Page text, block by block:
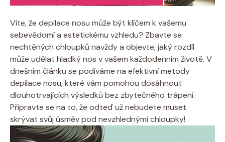
Víte, že depilace nosu může být klíčem k vašemu
sebevědomí a estetickému vzhledu? Zbavte se
nechtěných chloupků navždy a objevte, jaký rozdíl
může udělat hladký nos v vašem každodenním životě. V
dnešním článku se podíváme na efektivní metody
depilace nosu, které vám pomohou dosáhnout
dlouhotrvajících výsledků bez zbytečného trápení.
Připravte se na to, že odteď už nebudete muset
skrývat svůj úsměv pod nevzhlednými chloupky!